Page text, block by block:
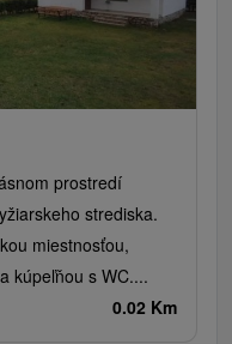
prostredí
strediska.
miestnosťou,
kúpeľňou s WC....
0.02 Km